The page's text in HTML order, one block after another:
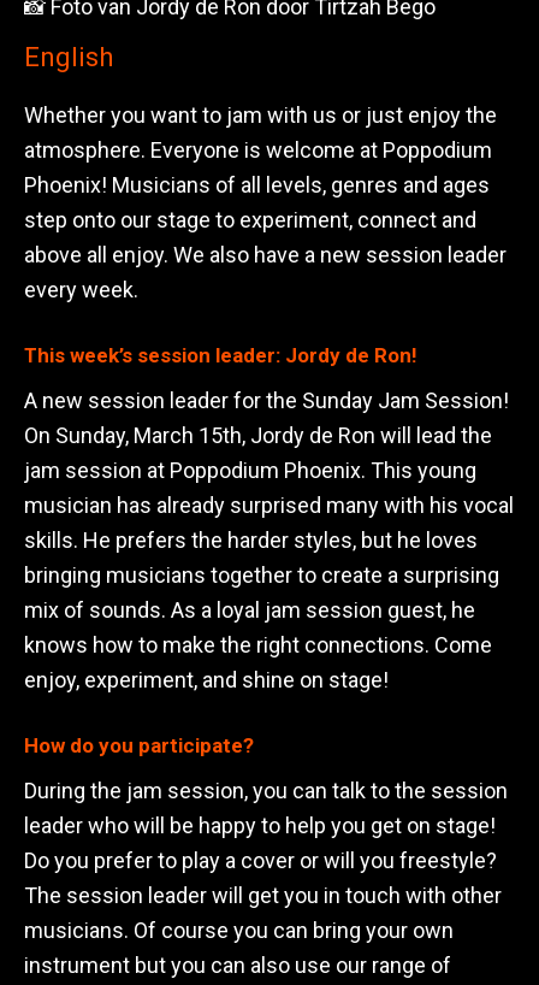
📸 Foto van Jordy de Ron door Tirtzah Bego
English
Whether you want to jam with us or just enjoy the
atmosphere. Everyone is welcome at Poppodium
Phoenix! Musicians of all levels, genres and ages
step onto our stage to experiment, connect and
above all enjoy. We also have a new session leader
every week.
This week’s session leader: Jordy de Ron!
A new session leader for the Sunday Jam Session!
On Sunday, March 15th, Jordy de Ron will lead the
jam session at Poppodium Phoenix. This young
musician has already surprised many with his vocal
skills. He prefers the harder styles, but he loves
bringing musicians together to create a surprising
mix of sounds. As a loyal jam session guest, he
knows how to make the right connections. Come
enjoy, experiment, and shine on stage!
How do you participate?
During the jam session, you can talk to the session
leader who will be happy to help you get on stage!
Do you prefer to play a cover or will you freestyle?
The session leader will get you in touch with other
musicians. Of course you can bring your own
instrument but you can also use our range of